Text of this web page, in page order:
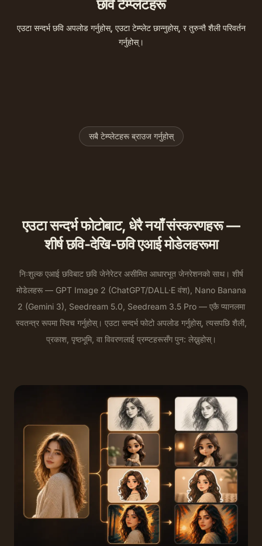
छवि टेम्प्लेटहरू
एउटा सन्दर्भ छवि अपलोड गर्नुहोस्, एउटा टेम्प्लेट छान्नुहोस्, र तुरुन्तै शैली परिवर्तन
गर्नुहोस्।
सबै टेम्प्लेटहरू ब्राउज गर्नुहोस्
एउटा सन्दर्भ फोटोबाट, धेरै नयाँ संस्करणहरू —
शीर्ष छवि-देखि-छवि एआई मोडेलहरूमा
निःशुल्क एआई छविबाट छवि जेनेरेटर असीमित आधारभूत जेनरेशनको साथ। शीर्ष
मोडेलहरू — GPT Image 2 (ChatGPT/DALL·E वंश), Nano Banana
2 (Gemini 3), Seedream 5.0, Seedream 3.5 Pro — एकै प्यानलमा
स्वतन्त्र रूपमा स्विच गर्नुहोस्। एउटा सन्दर्भ फोटो अपलोड गर्नुहोस्, त्यसपछि शैली,
प्रकाश, पृष्ठभूमि, वा विवरणलाई प्रम्प्टहरूसँग पुन: लेख्नुहोस्।